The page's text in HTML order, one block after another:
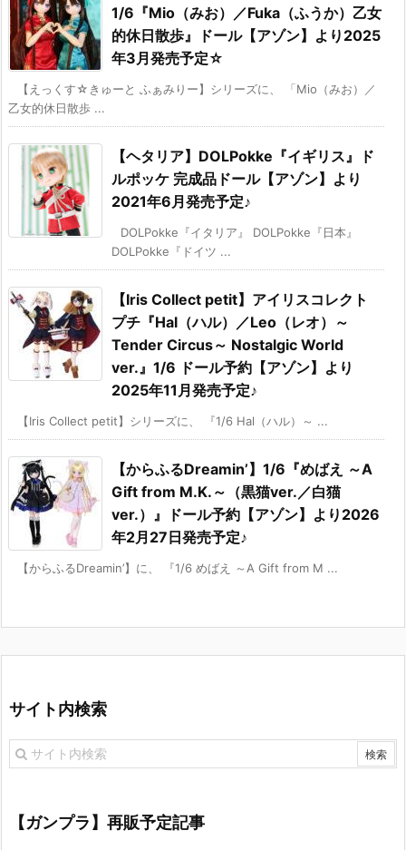
1/6『Mio（みお）／Fuka（ふうか）乙女
的休日散歩』ドール【アゾン】より2025
年3月発売予定☆
【えっくす☆きゅーと ふぁみりー】シリーズに、 「Mio（みお）／
乙女的休日散歩 ...
【ヘタリア】DOLPokke『イギリス』ド
ルポッケ 完成品ドール【アゾン】より
2021年6月発売予定♪
DOLPokke『イタリア』 DOLPokke『日本』
DOLPokke『ドイツ ...
【Iris Collect petit】アイリスコレクト
プチ『Hal（ハル）／Leo（レオ）～
Tender Circus～ Nostalgic World
ver.』1/6 ドール予約【アゾン】より
2025年11月発売予定♪
【Iris Collect petit】シリーズに、 『1/6 Hal（ハル）～ ...
【からふるDreamin’】1/6『めばえ ～A
Gift from M.K.～（黒猫ver.／白猫
ver.）』ドール予約【アゾン】より2026
年2月27日発売予定♪
【からふるDreamin’】に、 『1/6 めばえ ～A Gift from M ...
サイト内検索
【ガンプラ】再販予定記事